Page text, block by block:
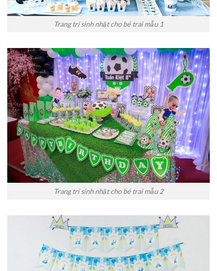
Trang trí sinh nhật cho bé trai mẫu 1
Trang trí sinh nhật cho bé trai mẫu 2